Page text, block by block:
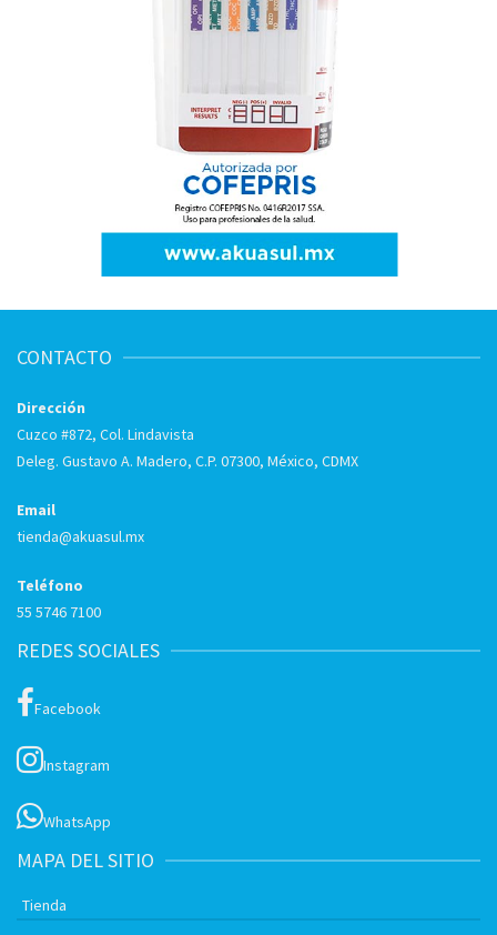
CONTACTO
Dirección
Cuzco #872, Col. Lindavista
Deleg. Gustavo A. Madero, C.P. 07300, México, CDMX
Email
tienda@akuasul.mx
Teléfono
55 5746 7100
REDES SOCIALES
Facebook
Instagram
WhatsApp
MAPA DEL SITIO
Tienda